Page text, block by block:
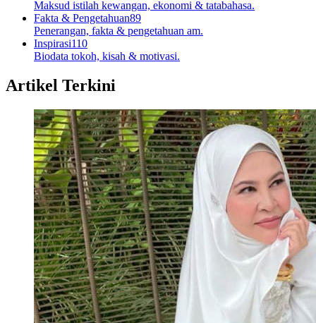
Maksud istilah kewangan, ekonomi & tatabahasa.
Fakta & Pengetahuan89
Penerangan, fakta & pengetahuan am.
Inspirasi110
Biodata tokoh, kisah & motivasi.
Artikel Terkini